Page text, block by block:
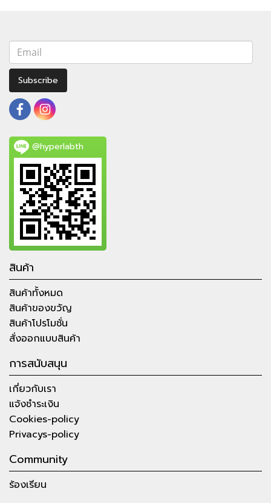
Subscribe
@hyperlabth
สินค้า
สินค้าทั้งหมด
สินค้าของขวัญ
สินค้าโปรโมชั่น
สั่งออกแบบสินค้า
การสนับสนุน
เกี่ยวกับเรา
แจ้งชำระเงิน
Cookies-policy
Privacys-policy
Community
ร้องเรียน